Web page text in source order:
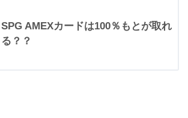
SPG AMEXカードは100％もとが取れ
る？？